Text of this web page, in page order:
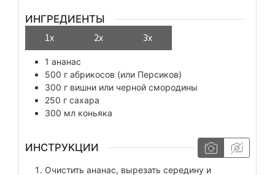
ИНГРЕДИЕНТЫ
1x
2x 3x
1 ананас
500 г абрикосов (или Персиков)
300 г вишни или черной смородины
250 г сахара
300 мл коньяка
ИНСТРУКЦИИ
Очистить ананас, вырезать середину и